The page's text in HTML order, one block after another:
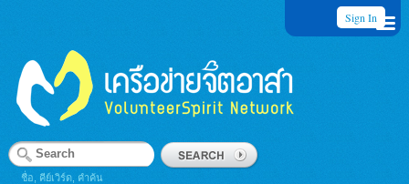
Sign In
ชื่อ, คีย์เวิร์ด, คำค้น